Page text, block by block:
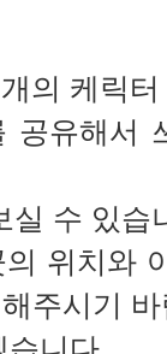
의 케릭
유해서
수 있습
위치와
주시기